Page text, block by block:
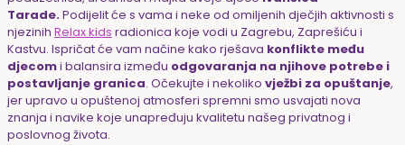
Tarade.Podijelit će s vama i neke od omiljenih dječjih aktivnosti s
njezinih Relax kids radionica koje vodi u Zagrebu, Zaprešiću i
Kastvu. Ispričat će vam načine kako rješava konflikte među
djecomi balansira između odgovaranja na njihove potrebe i
postavljanje granica. Očekujte i nekoliko vježbi za opuštanje,
jer upravo u opuštenoj atmosferi spremni smo usvajati nova
znanja i navike koje unapređuju kvalitetu našeg privatnog i
poslovnog života.